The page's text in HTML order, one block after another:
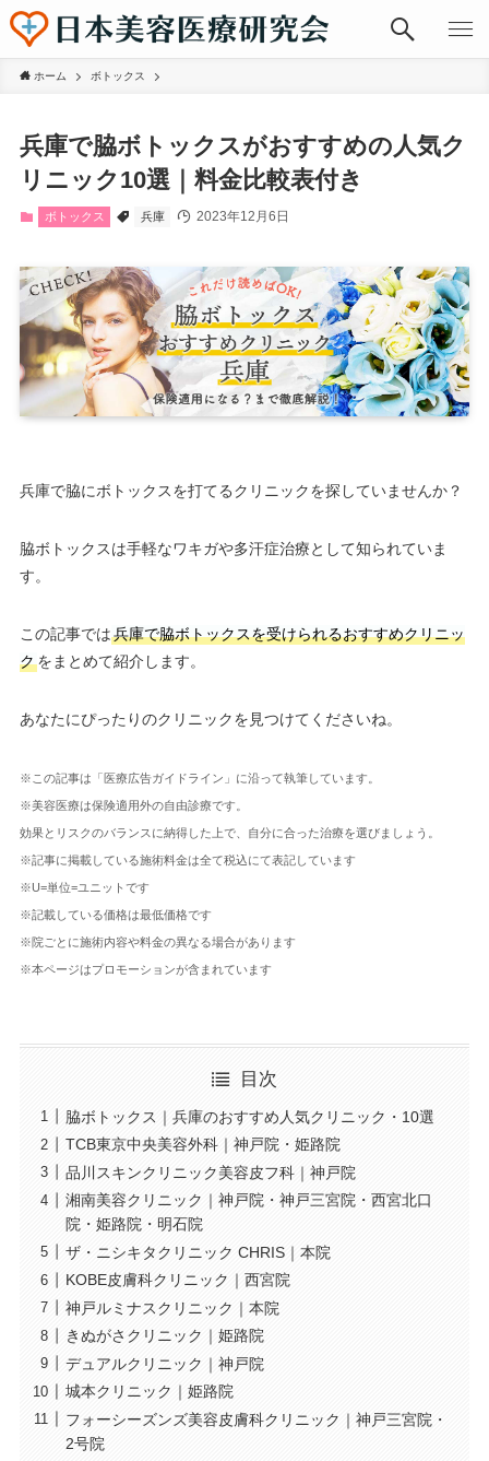
ホーム ボトックス
兵庫で脇ボトックスがおすすめの人気ク
リニック10選｜料金比較表付き
ボトックス 兵庫 2023年12月6日
兵庫で脇にボトックスを打てるクリニックを探していませんか？
脇ボトックスは手軽なワキガや多汗症治療として知られていま
す。
この記事では兵庫で脇ボトックスを受けられるおすすめクリニッ
クをまとめて紹介します。
あなたにぴったりのクリニックを見つけてくださいね。
※この記事は「医療広告ガイドライン」に沿って執筆しています。
※美容医療は保険適用外の自由診療です。
効果とリスクのバランスに納得した上で、自分に合った治療を選びましょう。
※記事に掲載している施術料金は全て税込にて表記しています
※U=単位=ユニットです
※記載している価格は最低価格です
※院ごとに施術内容や料金の異なる場合があります
※本ページはプロモーションが含まれています
目次
脇ボトックス｜兵庫のおすすめ人気クリニック・10選
TCB東京中央美容外科｜神戸院・姫路院
品川スキンクリニック美容皮フ科｜神戸院
湘南美容クリニック｜神戸院・神戸三宮院・西宮北口
院・姫路院・明石院
ザ・ニシキタクリニック CHRIS｜本院
KOBE皮膚科クリニック｜西宮院
神戸ルミナスクリニック｜本院
きぬがさクリニック｜姫路院
デュアルクリニック｜神戸院
城本クリニック｜姫路院
フォーシーズンズ美容皮膚科クリニック｜神戸三宮院・
2号院